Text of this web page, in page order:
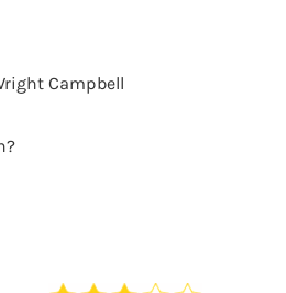
Campbell